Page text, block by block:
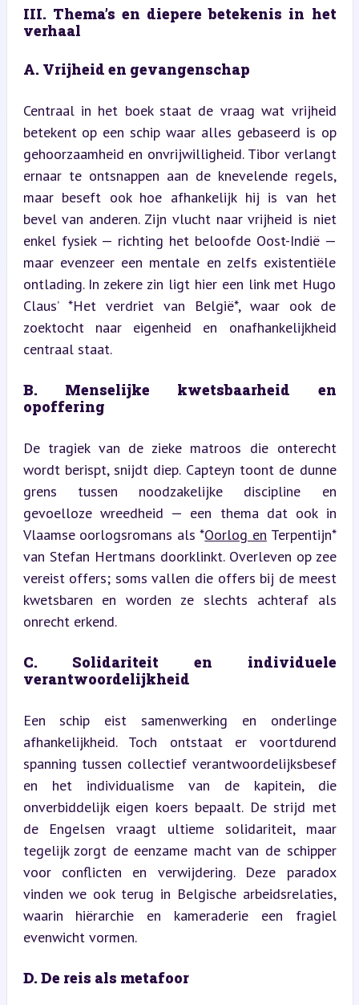
III. Thema’s en diepere betekenis in het
verhaal
A. Vrijheid en gevangenschap
Centraal in het boek staat de vraag wat vrijheid
betekent op een schip waar alles gebaseerd is op
gehoorzaamheid en onvrijwilligheid. Tibor verlangt
ernaar te ontsnappen aan de knevelende regels,
maar beseft ook hoe afhankelijk hij is van het
bevel van anderen. Zijn vlucht naar vrijheid is niet
enkel fysiek — richting het beloofde Oost-Indië —
maar evenzeer een mentale en zelfs existentiële
ontlading. In zekere zin ligt hier een link met Hugo
Claus’ *Het verdriet van België*, waar ook de
zoektocht naar eigenheid en onafhankelijkheid
centraal staat.
B. Menselijke kwetsbaarheid en
opoffering
De tragiek van de zieke matroos die onterecht
wordt berispt, snijdt diep. Capteyn toont de dunne
grens tussen noodzakelijke discipline en
gevoelloze wreedheid — een thema dat ook in
Vlaamse oorlogsromans als *Oorlog en Terpentijn*
van Stefan Hertmans doorklinkt. Overleven op zee
vereist offers; soms vallen die offers bij de meest
kwetsbaren en worden ze slechts achteraf als
onrecht erkend.
C. Solidariteit en individuele
verantwoordelijkheid
Een schip eist samenwerking en onderlinge
afhankelijkheid. Toch ontstaat er voortdurend
spanning tussen collectief verantwoordelijksbesef
en het individualisme van de kapitein, die
onverbiddelijk eigen koers bepaalt. De strijd met
de Engelsen vraagt ultieme solidariteit, maar
tegelijk zorgt de eenzame macht van de schipper
voor conflicten en verwijdering. Deze paradox
vinden we ook terug in Belgische arbeidsrelaties,
waarin hiërarchie en kameraderie een fragiel
evenwicht vormen.
D. De reis als metafoor